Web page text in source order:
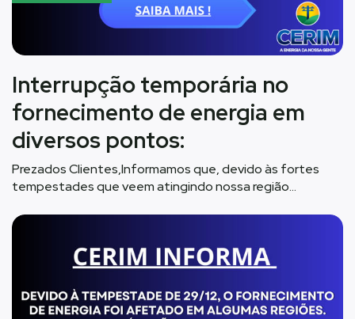
Interrupção temporária no
fornecimento de energia em
diversos pontos:
Prezados Clientes,Informamos que, devido às fortes
tempestades que veem atingindo nossa região…